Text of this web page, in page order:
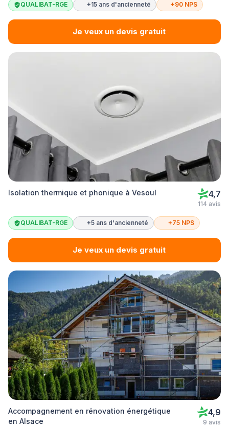
QUALIBAT-RGE +15 ans d'ancienneté +90 NPS
Je veux un devis gratuit
Isolation thermique et phonique à Vesoul 4,7
114 avis
QUALIBAT-RGE +5 ans d'ancienneté +75 NPS
Je veux un devis gratuit
Accompagnement en rénovation énergétique
en Alsace
4,9
9 avis